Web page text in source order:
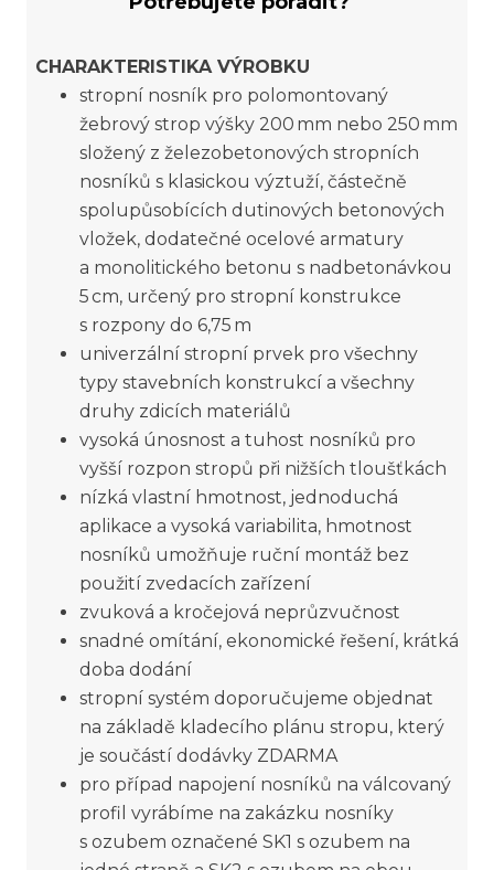
CHARAKTERISTIKA VÝROBKU
stropní nosník pro polomontovaný
žebrový strop výšky 200 mm nebo 250 mm
složený z železobetonových stropních
nosníků s klasickou výztuží, částečně
spolupůsobících dutinových betonových
vložek, dodatečné ocelové armatury
a monolitického betonu s nadbetonávkou
5 cm, určený pro stropní konstrukce
s rozpony do 6,75 m
univerzální stropní prvek pro všechny
typy stavebních konstrukcí a všechny
druhy zdicích materiálů
vysoká únosnost a tuhost nosníků pro
vyšší rozpon stropů při nižších tloušťkách
nízká vlastní hmotnost, jednoduchá
aplikace a vysoká variabilita, hmotnost
nosníků umožňuje ruční montáž bez
použití zvedacích zařízení
zvuková a kročejová neprůzvučnost
snadné omítání, ekonomické řešení, krátká
doba dodání
stropní systém doporučujeme objednat
na základě kladecího plánu stropu, který
je součástí dodávky ZDARMA
pro případ napojení nosníků na válcovaný
profil vyrábíme na zakázku nosníky
s ozubem označené SK1 s ozubem na